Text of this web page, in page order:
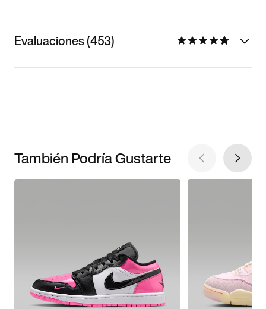
Evaluaciones (453)
También Podría Gustarte